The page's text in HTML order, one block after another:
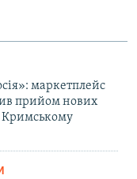
маркетплейс
прийом нових
Кримському